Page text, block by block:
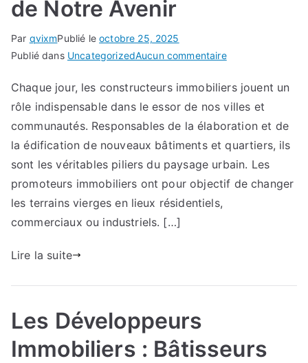
de Notre Avenir
Par qvixmPublié leoctobre 25, 2025
Publié dans UncategorizedAucun commentairesur
Constructeurs
Immobiliers
:
Bâtisseurs
de
Avenir
Chaque jour, les constructeurs immobiliers jouent un
rôle indispensable dans le essor de nos villes et
communautés. Responsables de la élaboration et de
la édification de nouveaux bâtiments et quartiers, ils
sont les véritables piliers du paysage urbain. Les
promoteurs immobiliers ont pour objectif de changer
les terrains vierges en lieux résidentiels,
commerciaux ou industriels. […]
Lire la suite
Les Développeurs
Immobiliers : Bâtisseurs